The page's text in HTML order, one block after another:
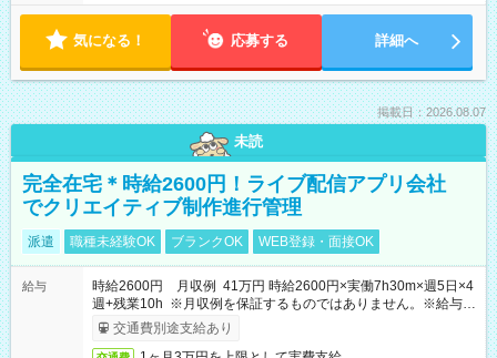
気になる！ 応募する 詳細へ
掲載日：2026.08.07
未読
完全在宅＊時給2600円！ライブ配信アプリ会社
でクリエイティブ制作進行管理
派遣 職種未経験OK ブランクOK WEB登録・面接OK
給与
時給2600円 月収例 41万円 時給2600円×実働7h30m×週5日×4
週+残業10h ※月収例を保証するものではありません。※給与即
受取りサービス利用可（利用条件有）
交通費別途支給あり